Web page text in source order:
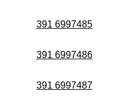
391 6997485
391 6997486
391 6997487